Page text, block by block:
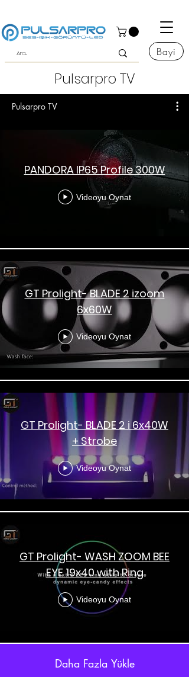
Bayi
Pulsarpro TV
Pulsarpro TV
PANDORA IP65 Profile 300W
Videoyu Oynat
GT Prolight- BLADE 2 izoom
6x60W
Videoyu Oynat
GT Prolight- BLADE 2 i 6x40W
+ Strobe
Videoyu Oynat
GT Prolight- WASH ZOOM BEE
EYE 19x40 with Ring
Videoyu Oynat
Daha Fazla Yükle